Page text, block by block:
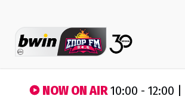
NOW ON AIR10:00 - 12:00 |